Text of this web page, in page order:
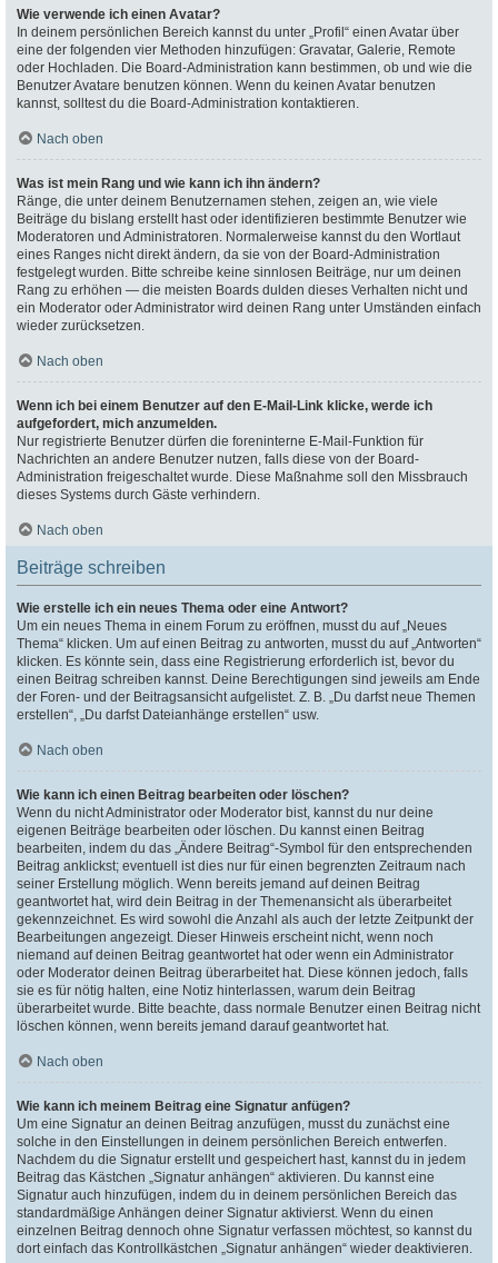
Wie verwende ich einen Avatar?
In deinem persönlichen Bereich kannst du unter „Profil“ einen Avatar über
eine der folgenden vier Methoden hinzufügen: Gravatar, Galerie, Remote
oder Hochladen. Die Board-Administration kann bestimmen, ob und wie die
Benutzer Avatare benutzen können. Wenn du keinen Avatar benutzen
kannst, solltest du die Board-Administration kontaktieren.
Nach oben
Was ist mein Rang und wie kann ich ihn ändern?
Ränge, die unter deinem Benutzernamen stehen, zeigen an, wie viele
Beiträge du bislang erstellt hast oder identifizieren bestimmte Benutzer wie
Moderatoren und Administratoren. Normalerweise kannst du den Wortlaut
eines Ranges nicht direkt ändern, da sie von der Board-Administration
festgelegt wurden. Bitte schreibe keine sinnlosen Beiträge, nur um deinen
Rang zu erhöhen — die meisten Boards dulden dieses Verhalten nicht und
ein Moderator oder Administrator wird deinen Rang unter Umständen einfach
wieder zurücksetzen.
Nach oben
Wenn ich bei einem Benutzer auf den E-Mail-Link klicke, werde ich
aufgefordert, mich anzumelden.
Nur registrierte Benutzer dürfen die foreninterne E-Mail-Funktion für
Nachrichten an andere Benutzer nutzen, falls diese von der Board-
Administration freigeschaltet wurde. Diese Maßnahme soll den Missbrauch
dieses Systems durch Gäste verhindern.
Nach oben
Beiträge schreiben
Wie erstelle ich ein neues Thema oder eine Antwort?
Um ein neues Thema in einem Forum zu eröffnen, musst du auf „Neues
Thema“ klicken. Um auf einen Beitrag zu antworten, musst du auf „Antworten“
klicken. Es könnte sein, dass eine Registrierung erforderlich ist, bevor du
einen Beitrag schreiben kannst. Deine Berechtigungen sind jeweils am Ende
der Foren- und der Beitragsansicht aufgelistet. Z. B. „Du darfst neue Themen
erstellen“, „Du darfst Dateianhänge erstellen“ usw.
Nach oben
Wie kann ich einen Beitrag bearbeiten oder löschen?
Wenn du nicht Administrator oder Moderator bist, kannst du nur deine
eigenen Beiträge bearbeiten oder löschen. Du kannst einen Beitrag
bearbeiten, indem du das „Ändere Beitrag“-Symbol für den entsprechenden
Beitrag anklickst; eventuell ist dies nur für einen begrenzten Zeitraum nach
seiner Erstellung möglich. Wenn bereits jemand auf deinen Beitrag
geantwortet hat, wird dein Beitrag in der Themenansicht als überarbeitet
gekennzeichnet. Es wird sowohl die Anzahl als auch der letzte Zeitpunkt der
Bearbeitungen angezeigt. Dieser Hinweis erscheint nicht, wenn noch
niemand auf deinen Beitrag geantwortet hat oder wenn ein Administrator
oder Moderator deinen Beitrag überarbeitet hat. Diese können jedoch, falls
sie es für nötig halten, eine Notiz hinterlassen, warum dein Beitrag
überarbeitet wurde. Bitte beachte, dass normale Benutzer einen Beitrag nicht
löschen können, wenn bereits jemand darauf geantwortet hat.
Nach oben
Wie kann ich meinem Beitrag eine Signatur anfügen?
Um eine Signatur an deinen Beitrag anzufügen, musst du zunächst eine
solche in den Einstellungen in deinem persönlichen Bereich entwerfen.
Nachdem du die Signatur erstellt und gespeichert hast, kannst du in jedem
Beitrag das Kästchen „Signatur anhängen“ aktivieren. Du kannst eine
Signatur auch hinzufügen, indem du in deinem persönlichen Bereich das
standardmäßige Anhängen deiner Signatur aktivierst. Wenn du einen
einzelnen Beitrag dennoch ohne Signatur verfassen möchtest, so kannst du
dort einfach das Kontrollkästchen „Signatur anhängen“ wieder deaktivieren.